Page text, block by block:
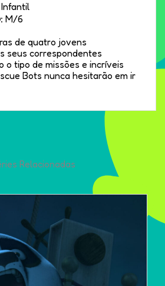
M/6
de quatro jovens
seus correspondentes
o tipo de missões e incríveis
Bots nunca hesitarão em ir
Relacionadas